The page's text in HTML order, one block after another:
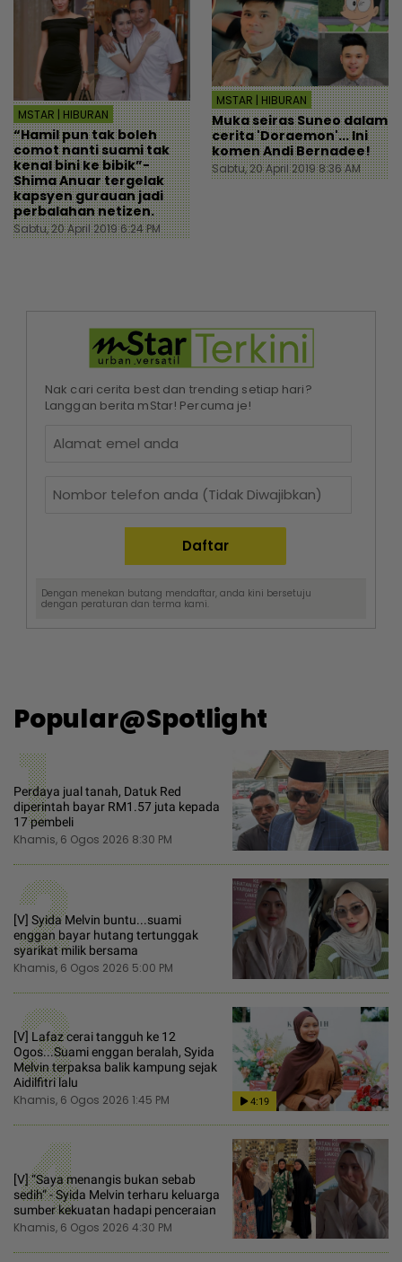
MSTAR | HIBURAN
“Hamil pun tak boleh
comot nanti suami tak
kenal bini ke bibik”-
Shima Anuar tergelak
kapsyen gurauan jadi
perbalahan netizen.
Sabtu, 20 April 2019 6:24 PM
MSTAR | HIBURAN
Muka seiras Suneo dalam
cerita 'Doraemon'... Ini
komen Andi Bernadee!
Sabtu, 20 April 2019 8:36 AM
Nak cari cerita best dan trending setiap hari?
Langgan berita mStar! Percuma je!
Dengan menekan butang mendaftar, anda kini bersetuju
dengan peraturan dan terma kami.
Popular@Spotlight
1
Perdaya jual tanah, Datuk Red
diperintah bayar RM1.57 juta kepada
17 pembeli
Khamis, 6 Ogos 2026 8:30 PM
2
[V] Syida Melvin buntu...suami
enggan bayar hutang tertunggak
syarikat milik bersama
Khamis, 6 Ogos 2026 5:00 PM
3
[V] Lafaz cerai tangguh ke 12
Ogos...Suami enggan beralah, Syida
Melvin terpaksa balik kampung sejak
Aidilfitri lalu
Khamis, 6 Ogos 2026 1:45 PM 4:19
4
[V] “Saya menangis bukan sebab
sedih“ - Syida Melvin terharu keluarga
sumber kekuatan hadapi penceraian
Khamis, 6 Ogos 2026 4:30 PM